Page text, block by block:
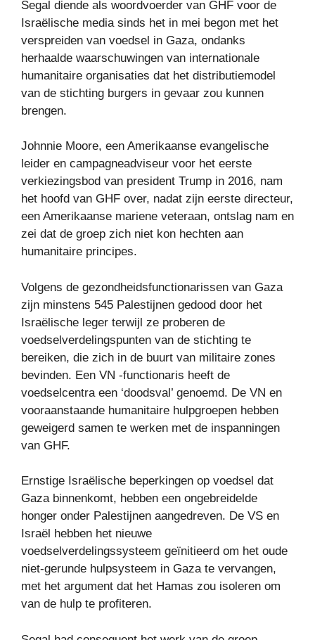
Segal diende als woordvoerder van GHF voor de
Israëlische media sinds het in mei begon met het
verspreiden van voedsel in Gaza, ondanks
herhaalde waarschuwingen van internationale
humanitaire organisaties dat het distributiemodel
van de stichting burgers in gevaar zou kunnen
brengen.
Johnnie Moore, een Amerikaanse evangelische
leider en campagneadviseur voor het eerste
verkiezingsbod van president Trump in 2016, nam
het hoofd van GHF over, nadat zijn eerste directeur,
een Amerikaanse mariene veteraan, ontslag nam en
zei dat de groep zich niet kon hechten aan
humanitaire principes.
Volgens de gezondheidsfunctionarissen van Gaza
zijn minstens 545 Palestijnen gedood door het
Israëlische leger terwijl ze proberen de
voedselverdelingspunten van de stichting te
bereiken, die zich in de buurt van militaire zones
bevinden. Een VN -functionaris heeft de
voedselcentra een ‘doodsval’ genoemd. De VN en
vooraanstaande humanitaire hulpgroepen hebben
geweigerd samen te werken met de inspanningen
van GHF.
Ernstige Israëlische beperkingen op voedsel dat
Gaza binnenkomt, hebben een ongebreidelde
honger onder Palestijnen aangedreven. De VS en
Israël hebben het nieuwe
voedselverdelingssysteem geïnitieerd om het oude
niet-gerunde hulpsysteem in Gaza te vervangen,
met het argument dat het Hamas zou isoleren om
van de hulp te profiteren.